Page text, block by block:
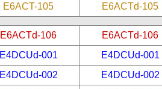
E6ACT-105 E6ACTd-105
E6ACTd-106
E6ACTd-106
E4DCUd-001
E4DCUd-001
E4DCUd-002
E4DCUd-002